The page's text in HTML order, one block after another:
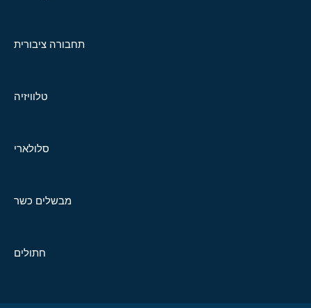
תחבורה ציבורית
טלוויזיה
סלולארי
מבשלים כשר
חתולים